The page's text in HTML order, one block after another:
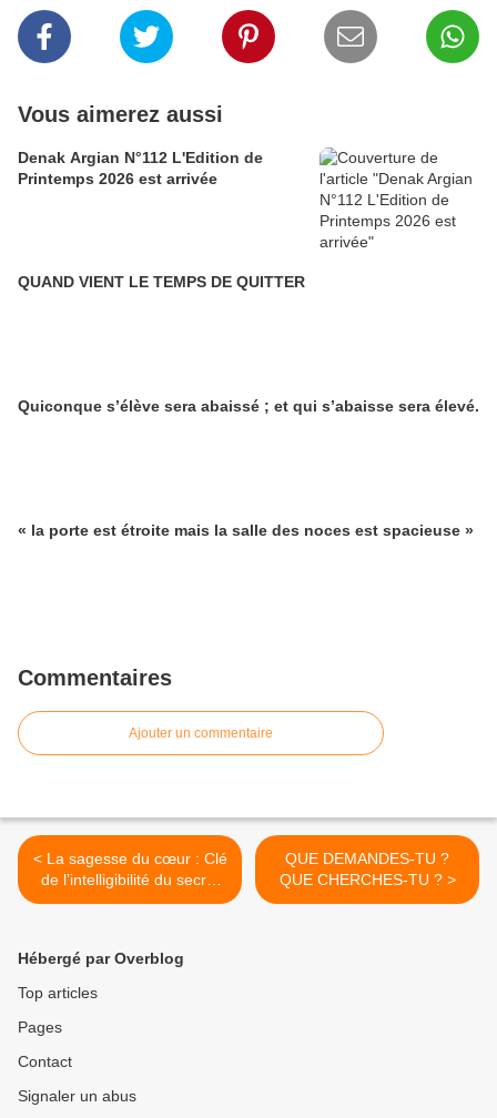
Vous aimerez aussi
Denak Argian N°112 L'Edition de
Printemps 2026 est arrivée
QUAND VIENT LE TEMPS DE QUITTER
Quiconque s’élève sera abaissé ; et qui s’abaisse sera élevé.
« la porte est étroite mais la salle des noces est spacieuse »
Commentaires
Ajouter un commentaire
< La sagesse du cœur : Clé
de l’intelligibilité du secret
du Royaume
QUE DEMANDES-TU ?
QUE CHERCHES-TU ? >
Hébergé par Overblog
Top articles
Pages
Contact
Signaler un abus